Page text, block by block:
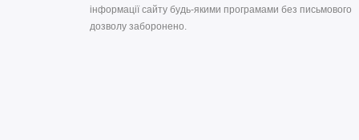
інформації сайту будь-якими програмами без письмового
дозволу заборонено.